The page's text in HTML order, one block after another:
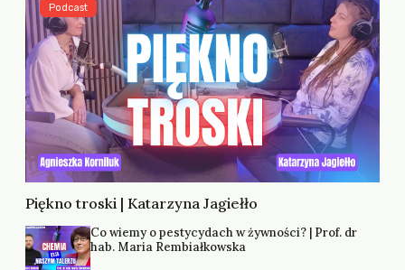
Piękno troski | Katarzyna Jagiełło
Podcast
Co wiemy o pestycydach w żywności? | Prof. dr
hab. Maria Rembiałkowska